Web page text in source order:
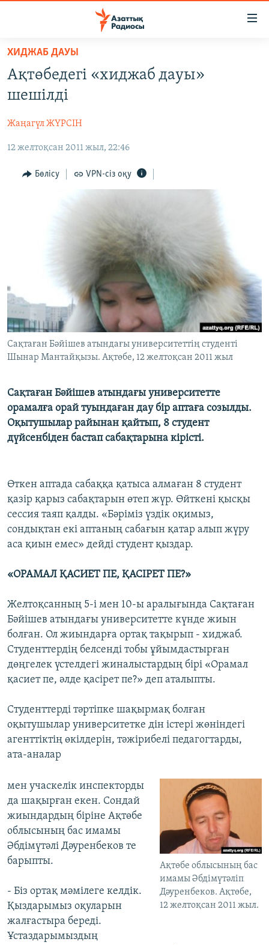
Skip
main
content
to
Navigation
ЖАҢАЛЫҚТАР
САЯСАТ
ҚАҢТАР ОҚИҒАСЫ
АДАМ ҚҰҚЫҚТАРЫ
ӘЛЕУМЕТ
Басқа тілдерде
ХИДЖАБ ДАУЫ
Ақтөбедегі «хиджаб дауы»
шешілді
Жаңагүл ЖҮРСІН
12 желтоқсан 2011 жыл, 22:46
Бөлісу VPN-сіз оқу
Сақтаған Бәйішев атындағы университеттің студенті
Шынар Мантайқызы. Ақтөбе, 12 желтоқсан 2011 жыл
Сақтаған Бәйішев атындағы университетте
орамалға орай туындаған дау бір аптаға созылды.
Оқытушылар райынан қайтып, 8 студент
дүйсенбіден бастап сабақтарына кірісті.
Өткен аптада сабаққа қатыса алмаған 8 студент
қазір қарыз сабақтарын өтеп жүр. Өйткені қысқы
сессия таяп қалды. «Бәріміз үздік оқимыз,
сондықтан екі аптаның сабағын қатар алып жүру
аса қиын емес» дейді студент қыздар.
«ОРАМАЛ ҚАСИЕТ ПЕ, ҚАСІРЕТ ПЕ?»
Желтоқсанның 5-і мен 10-ы аралығында Сақтаған
Бәйішев атындағы университетте күнде жиын
болған. Ол жиындарға ортақ тақырып - хиджаб.
Студенттердің белсенді тобы ұйымдастырған
дөңгелек үстелдегі жиналыстардың бірі «Орамал
қасиет пе, әлде қасірет пе?» деп аталыпты.
Студенттерді тәртіпке шақырмақ болған
оқытушылар университетке дін істері жөніндегі
агенттіктің өкілдерін, тәжірибелі педагогтарды,
ата-аналар
Ақтөбе облысының бас
имамы Әбдімүтәліп
Дәуренбеков. Ақтөбе,
12 желтоқсан 2011 жыл.
мен учаскелік инспекторды
да шақырған екен. Сондай
жиындардың біріне Ақтөбе
облысының бас имамы
Әбдімүтәлі Дәуренбеков те
барыпты.
- Біз ортақ мәмілеге келдік.
Қыздарымыз оқуларын
жалғастыра береді.
Ұстаздарымыздың